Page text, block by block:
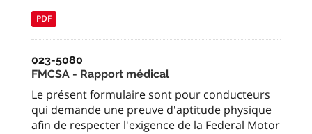
PDF
023-5080
FMCSA - Rapport médical
Le présent formulaire sont pour conducteurs
qui demande une preuve d'aptitude physique
afin de respecter l'exigence de la Federal Motor